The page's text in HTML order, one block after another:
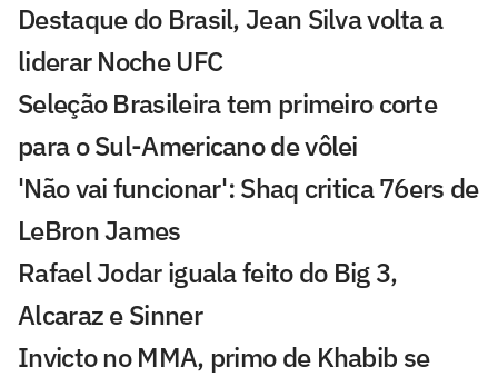
Destaque do Brasil, Jean Silva volta a
liderar Noche UFC
Seleção Brasileira tem primeiro corte
para o Sul-Americano de vôlei
'Não vai funcionar': Shaq critica 76ers de
LeBron James
Rafael Jodar iguala feito do Big 3,
Alcaraz e Sinner
Invicto no MMA, primo de Khabib se